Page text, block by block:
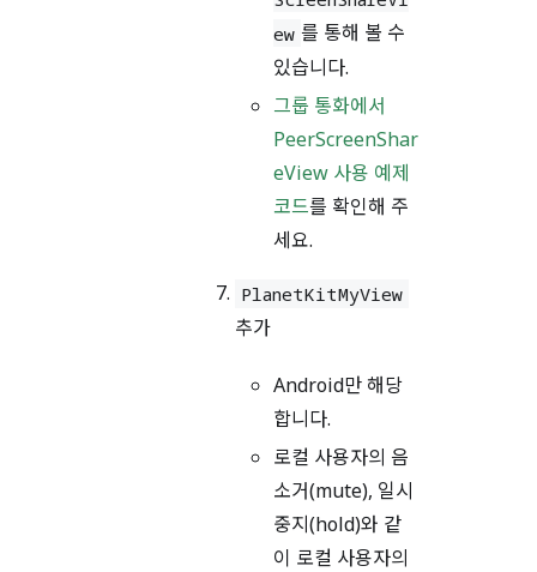
ew 를 통해 볼 수
있습니다.
그룹 통화에서
PeerScreenShar
eView 사용 예제
코드를 확인해 주
세요.
PlanetKitMyView
추가
Android만 해당
합니다.
로컬 사용자의 음
소거(mute), 일시
중지(hold)와 같
이 로컬 사용자의